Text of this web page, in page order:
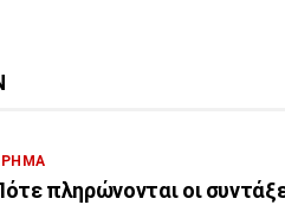
πληρώνονται οι